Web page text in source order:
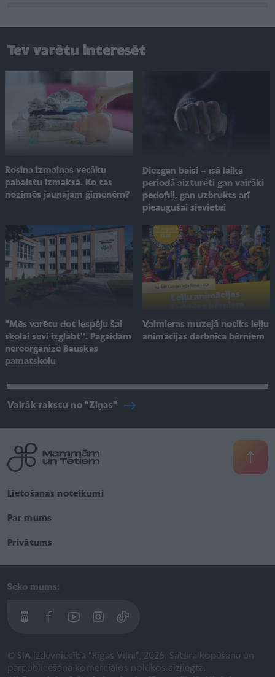
Tev varētu interesēt
Rosina izmaiņas vecāku
pabalstu izmaksā. Ko tas
nozīmēs jaunajām ģimenēm?
Diezgan baisi – īsā laika
periodā aizturēti gan vairāki
pedofili, gan uzbrukts arī
pieaugušai sievietei
"Mēs varētu dot iespēju šai
skolai sevi izglābt''. Pagaidām
nereorganizē Bauskas
pamatskolu
Valmieras muzejā notiks leļļu
animācijas darbnīca bērniem
Vairāk rakstu no "Ziņas"
Lietošanas noteikumi
Par mums
Privātums
Seko mums:
© SIA Izdevniecība "Rīgas Viļņi", 2026. Satura kopēšana un
pārpublicēšana komerciālos nolūkos aizliegta.